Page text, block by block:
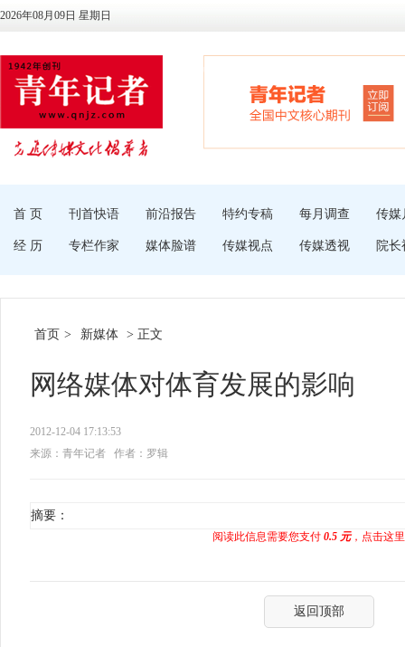
2026年08月09日 星期日
首 页 刊首快语 前沿报告 特约专稿 每月调查 传媒
经 历 专栏作家 媒体脸谱 传媒视点 传媒透视 院长
首页 > 新媒体 > 正文
网络媒体对体育发展的影响
2012-12-04 17:13:53
来源：青年记者
作者：罗辑
摘要：
阅读此信息需要您支付 0.5 元，点击这
返回顶部